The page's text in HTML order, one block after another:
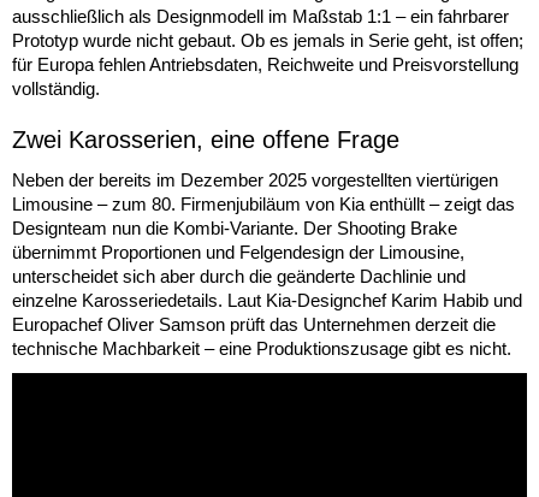
ausschließlich als Designmodell im Maßstab 1:1 – ein fahrbarer
Prototyp wurde nicht gebaut. Ob es jemals in Serie geht, ist offen;
für Europa fehlen Antriebsdaten, Reichweite und Preisvorstellung
vollständig.
Zwei Karosserien, eine offene Frage
Neben der bereits im Dezember 2025 vorgestellten viertürigen
Limousine – zum 80. Firmenjubiläum von Kia enthüllt – zeigt das
Designteam nun die Kombi-Variante. Der Shooting Brake
übernimmt Proportionen und Felgendesign der Limousine,
unterscheidet sich aber durch die geänderte Dachlinie und
einzelne Karosseriedetails. Laut Kia-Designchef Karim Habib und
Europachef Oliver Samson prüft das Unternehmen derzeit die
technische Machbarkeit – eine Produktionszusage gibt es nicht.